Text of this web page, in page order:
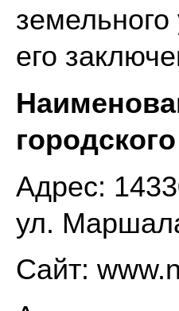
его
Адрес:
ул.
Сайт: